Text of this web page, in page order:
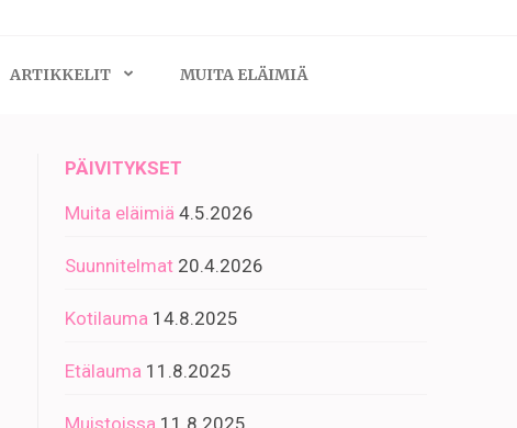
ARTIKKELIT MUITA ELÄIMIÄ
PÄIVITYKSET
Muita eläimiä 4.5.2026
Suunnitelmat 20.4.2026
Kotilauma 14.8.2025
Etälauma 11.8.2025
Muistoissa 11.8.2025